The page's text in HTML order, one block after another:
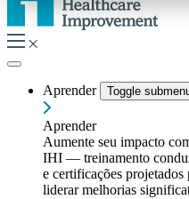
Aprender Toggle
Aprender
Aumente seu impacto
IHI — treinamento
e certificações projetados
liderar melhorias